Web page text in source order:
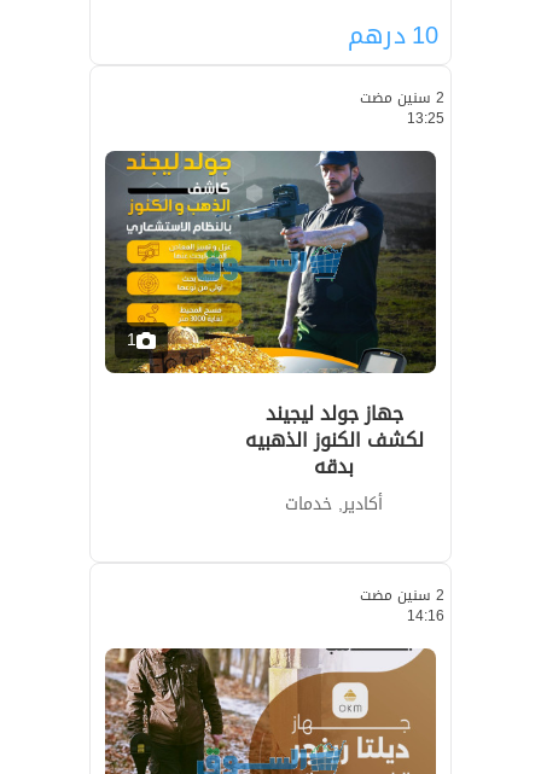
10درهم
2 سنين مضت
13:25
1
جهاز جولد ليجيند
لكشف الكنوز الذهبيه
بدقه
أكادير, خدمات
2 سنين مضت
14:16